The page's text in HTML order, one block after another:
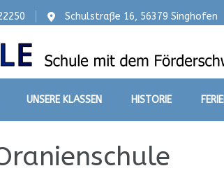
Schulstraße 16, 56379 Singhofen
UNSERE KLASSEN HISTORIE